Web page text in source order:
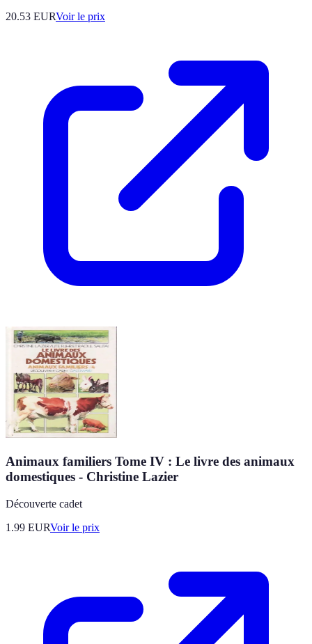
20.53 EURVoir le prix
Animaux familiers Tome IV : Le livre des animaux
domestiques - Christine Lazier
Découverte cadet
1.99 EURVoir le prix